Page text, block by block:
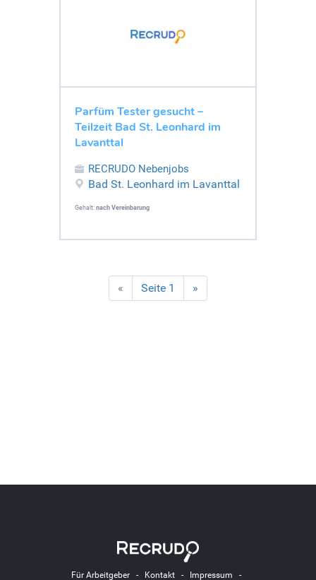
Parfüm Tester gesucht –
Teilzeit Bad St. Leonhard im
Lavanttal
RECRUDO Nebenjobs
Bad St. Leonhard im Lavanttal
Gehalt: nach Vereinbarung
« Seite 1 »
Für Arbeitgeber- Kontakt- Impressum -